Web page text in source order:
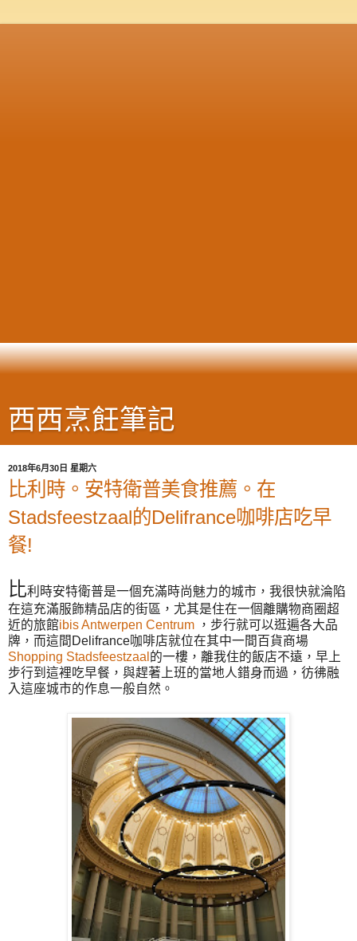
西西烹飪筆記
2018年6月30日 星期六
比利時。安特衛普美食推薦。在
Stadsfeestzaal的Delifrance咖啡店吃早
餐!
比利時安特衛普是一個充滿時尚魅力的城市，我很快就淪陷
在這充滿服飾精品店的街區，尤其是住在一個離購物商圈超
近的旅館ibis Antwerpen Centrum ，步行就可以逛遍各大品
牌，而這間Delifrance咖啡店就位在其中一間百貨商場
Shopping Stadsfeestzaal 的一樓，離我住的飯店不遠，早上
步行到這裡吃早餐，與趕著上班的當地人錯身而過，彷彿融
入這座城市的作息一般自然。